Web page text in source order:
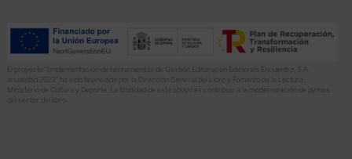
El proyecto “Implementación de herramientas de Gestión Editorial en Ediciones Encuentro, S.A.
anualidad 2022” ha sido financiado por la Dirección General del Libro y Fomento de la Lectura,
Ministerio de Cultura y Deporte. La finalidad de este apoyo es contribuir a la modernización de pymes
del sector del libro.